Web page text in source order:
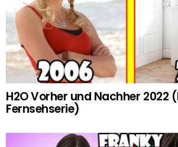
H2O Vorher und Nachher 2022
Fernsehserie)